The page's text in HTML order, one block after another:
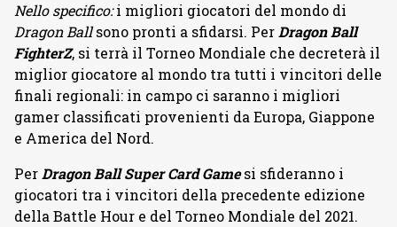
Nello specifico:i migliori giocatori del mondo di
Dragon Ballsono pronti a sfidarsi. PerDragon Ball
FighterZ, si terrà il Torneo Mondiale che decreterà il
miglior giocatore al mondo tra tutti i vincitori delle
finali regionali: in campo ci saranno i migliori
gamer classificati provenienti da Europa, Giappone
e America del Nord.
PerDragon Ball Super Card Gamesi sfideranno i
giocatori tra i vincitori della precedente edizione
della Battle Hour e del Torneo Mondiale del 2021.